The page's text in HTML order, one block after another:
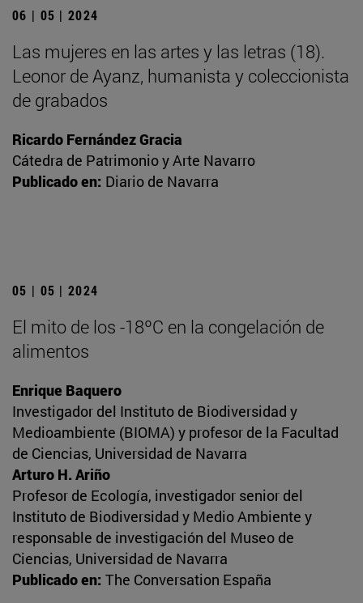
06 | 05 | 2024
Las mujeres en las artes y las letras (18).
Leonor de Ayanz, humanista y coleccionista
de grabados
Ricardo Fernández Gracia
Cátedra de Patrimonio y Arte Navarro
Publicado en: Diario de Navarra
05 | 05 | 2024
El mito de los -18ºC en la congelación de
alimentos
Enrique Baquero
Investigador del Instituto de Biodiversidad y
Medioambiente (BIOMA) y profesor de la Facultad
de Ciencias, Universidad de Navarra
Arturo H. Ariño
Profesor de Ecología, investigador senior del
Instituto de Biodiversidad y Medio Ambiente y
responsable de investigación del Museo de
Ciencias, Universidad de Navarra
Publicado en: The Conversation España